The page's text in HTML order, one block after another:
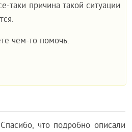
таки причина такой ситуации
чем-то помочь.
что подробно описали